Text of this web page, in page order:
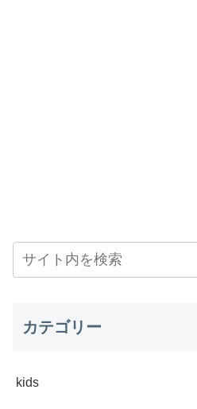
カテゴリー
kids